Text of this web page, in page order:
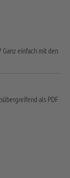
einfach mit den
als PDF